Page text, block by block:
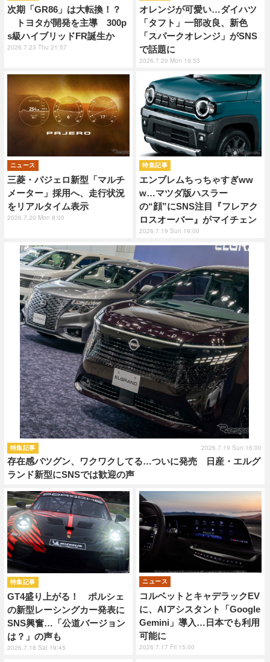
次期「GR86」は大転換！？
トヨタが開発を主導 300p
s級ハイブリッドFR誕生か
2026.7.23 Thu 21:57
オレンジが可愛い…ダイハツ
「タフト」一部改良、新色
「スパークオレンジ」がSNS
で話題に
2026.7.20 Mon 19:53
三菱・パジェロ新型「マルチ
メーター」採用へ、走行状況
をリアルタイム表示
ニュース
2026.7.20 Mon 8:00
エンブレムちっちゃすぎww
w…マツダ版ハスラー
の“顔”にSNS注目『フレアク
ロスオーバー』がマイチェン
特集記事
2026.7.19 Sun 19:00
存在感バツグン、ワクワクしてる…ついに発売 日産・エルグ
ランド新型にSNSでは歓迎の声
特集記事 2026.7.19 Sun 16:00
GT4盛り上がる！ ポルシェ
の新型レーシングカー発表に
SNS興奮…「公道バージョン
は？」の声も
特集記事
2026.7.18 Sat 19:45
コルベットとキャデラックEV
に、AIアシスタント「Google
Gemini」導入…日本でも利用
可能に
ニュース
2026.7.17 Fri 15:00